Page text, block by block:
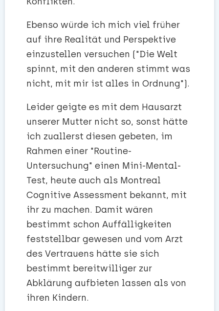
Ebenso würde ich mich viel früher
auf ihre Realität und Perspektive
einzustellen versuchen ("Die Welt
spinnt, mit den anderen stimmt was
nicht, mit mir ist alles in Ordnung").
Leider geigte es mit dem Hausarzt
unserer Mutter nicht so, sonst hätte
ich zuallerst diesen gebeten, im
Rahmen einer "Routine-
Untersuchung" einen Mini-Mental-
Test, heute auch als Montreal
Cognitive Assessment bekannt, mit
ihr zu machen. Damit wären
bestimmt schon Auffälligkeiten
feststellbar gewesen und vom Arzt
des Vertrauens hätte sie sich
bestimmt bereitwilliger zur
Abklärung aufbieten lassen als von
ihren Kindern.